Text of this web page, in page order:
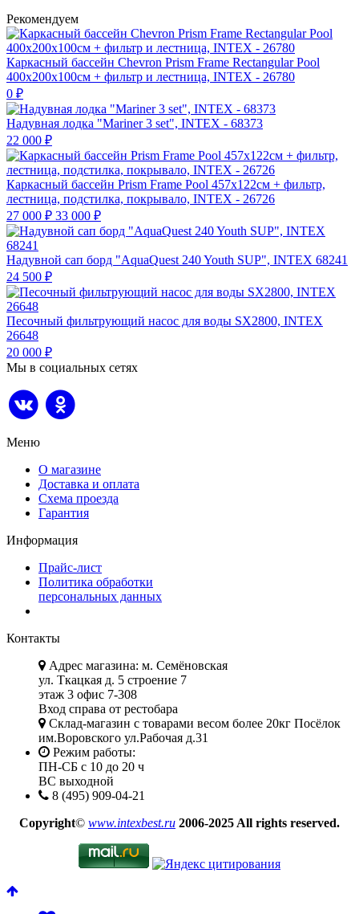
Рекомендуем
Каркасный бассейн Chevron Prism Frame Rectangular Pool
400х200х100см + фильтр и лестница, INTEX - 26780
0 ₽
Надувная лодка "Mariner 3 set", INTEX - 68373
22 000 ₽
Каркасный бассейн Prism Frame Pool 457х122см + фильтр,
лестница, подстилка, покрывало, INTEX - 26726
27 000 ₽ 33 000 ₽
Надувной сап борд "AquaQuest 240 Youth SUP", INTEX 68241
24 500 ₽
Песочный фильтрующий насос для воды SX2800, INTEX
26648
20 000 ₽
Мы в социальных сетях
Меню
О магазине
Доставка и оплата
Схема проезда
Гарантия
Информация
Прайс-лист
Политика обработки
персональных данных
Контакты
Адрес магазина: м. Семёновская
ул. Ткацкая д. 5 строение 7
этаж 3 офис 7-308
Вход справа от рестобара
Склад-магазин с товарами весом более 20кг Посёлок
им.Воровского ул.Рабочая д.31
Режим работы:
ПН-СБ с 10 до 20 ч
ВС выходной
8 (495) 909-04-21
Copyright© www.intexbest.ru 2006-2025 All rights reserved.